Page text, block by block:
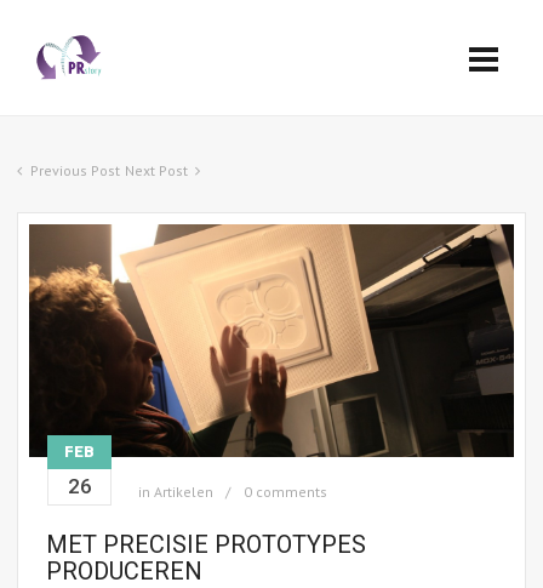
Previous Post Next Post
FEB
26 in Artikelen 0 comments
MET PRECISIE PROTOTYPES
PRODUCEREN